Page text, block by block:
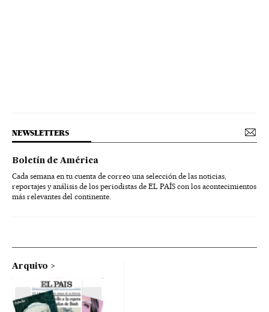
NEWSLETTERS
Boletín de América
Cada semana en tu cuenta de correo una selección de las noticias,
reportajes y análisis de los periodistas de EL PAÍS con los acontecimientos
más relevantes del continente.
Arquivo